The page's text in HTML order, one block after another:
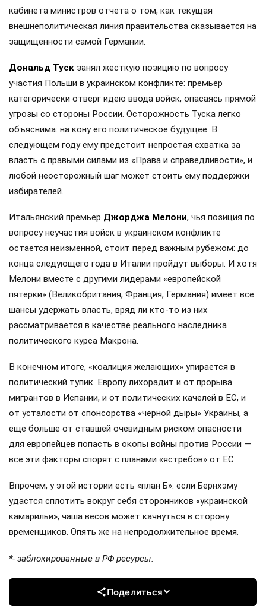
кабинета министров отчета о том, как текущая
внешнеполитическая линия правительства сказывается на
защищенности самой Германии.
Дональд Туск занял жесткую позицию по вопросу
участия Польши в украинском конфликте: премьер
категорически отверг идею ввода войск, опасаясь прямой
угрозы со стороны России. Осторожность Туска легко
объяснима: на кону его политическое будущее. В
следующем году ему предстоит непростая схватка за
власть с правыми силами из «Права и справедливости», и
любой неосторожный шаг может стоить ему поддержки
избирателей.
Итальянский премьер Джорджа Мелони, чья позиция по
вопросу неучастия войск в украинском конфликте
остается неизменной, стоит перед важным рубежом: до
конца следующего года в Италии пройдут выборы. И хотя
Мелони вместе с другими лидерами «европейской
пятерки» (Великобритания, Франция, Германия) имеет все
шансы удержать власть, вряд ли кто-то из них
рассматривается в качестве реального наследника
политического курса Макрона.
В конечном итоге, «коалиция желающих» упирается в
политический тупик. Европу лихорадит и от прорыва
мигрантов в Испании, и от политических качелей в ЕС, и
от усталости от спонсорства «чёрной дыры» Украины, а
еще больше от ставшей очевидным риском опасности
для европейцев попасть в окопы войны против России —
все эти факторы спорят с планами «ястребов» от ЕС.
Впрочем, у этой истории есть «план Б»: если Бернхэму
удастся сплотить вокруг себя сторонников «украинской
камарильи», чаша весов может качнуться в сторону
временщиков. Опять же на непродолжительное время.
*- заблокированные в РФ ресурсы.
Поделиться